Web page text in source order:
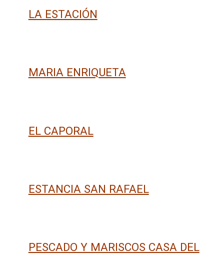
LA ESTACIÓN
MARIA ENRIQUETA
EL CAPORAL
ESTANCIA SAN RAFAEL
PESCADO Y MARISCOS CASA DEL